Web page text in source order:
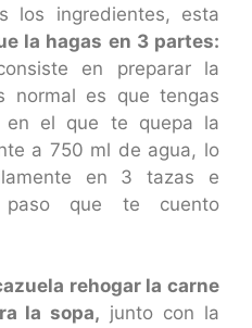
los ingredientes, esta
la hagas en 3 partes:
en preparar la
normal es que tengas
el que te quepa la
a 750 ml de agua, lo
en 3 tazas e
paso que te cuento
rehogar la carne
la sopa, junto con la